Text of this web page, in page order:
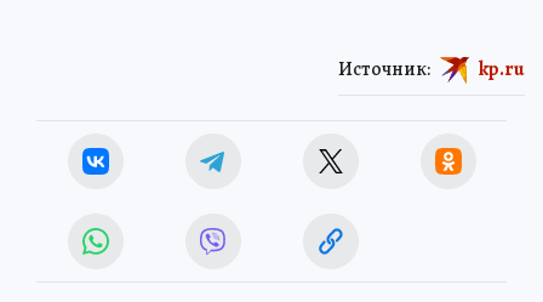
Источник: kp.ru